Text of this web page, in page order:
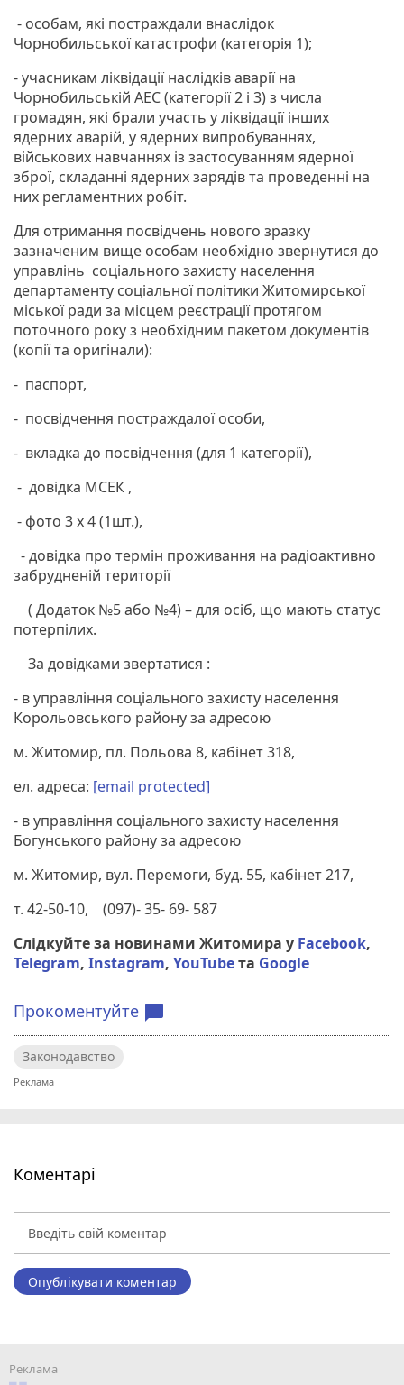
- особам, які постраждали внаслідок
Чорнобильської катастрофи (категорія 1);
- учасникам ліквідації наслідків аварії на
Чорнобильській АЕС (категорії 2 і 3) з числа
громадян, які брали участь у ліквідації інших
ядерних аварій, у ядерних випробуваннях,
військових навчаннях із застосуванням ядерної
зброї, складанні ядерних зарядів та проведенні на
них регламентних робіт.
Для отримання посвідчень нового зразку
зазначеним вище особам необхідно звернутися до
управлінь соціального захисту населення
департаменту соціальної політики Житомирської
міської ради за місцем реєстрації протягом
поточного року з необхідним пакетом документів
(копії та оригінали):
- паспорт,
- посвідчення постраждалої особи,
- вкладка до посвідчення (для 1 категорії),
- довідка МСЕК ,
- фото 3 х 4 (1шт.),
- довідка про термін проживання на радіоактивно
забрудненій території
( Додаток №5 або №4) – для осіб, що мають статус
потерпілих.
За довідками звертатися :
- в управління соціального захисту населення
Корольовського району за адресою
м. Житомир, пл. Польова 8, кабінет 318,
ел. адреса: [email protected]
- в управління соціального захисту населення
Богунського району за адресою
м. Житомир, вул. Перемоги, буд. 55, кабінет 217,
т. 42-50-10, (097)- 35- 69- 587
Слідкуйте за новинами Житомира у Facebook,
Telegram, Instagram, YouTubeта Google
Прокоментуйте chat_bubble
Законодавство
Коментарі
Опублікувати коментар